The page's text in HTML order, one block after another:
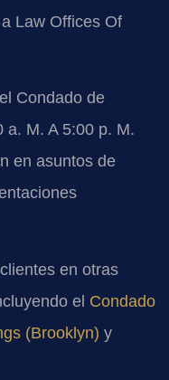
Law Offices Of
Condado de
a. M. A 5:00 p. M.
en asuntos de
en otras
el Condado
(Brooklyn) y